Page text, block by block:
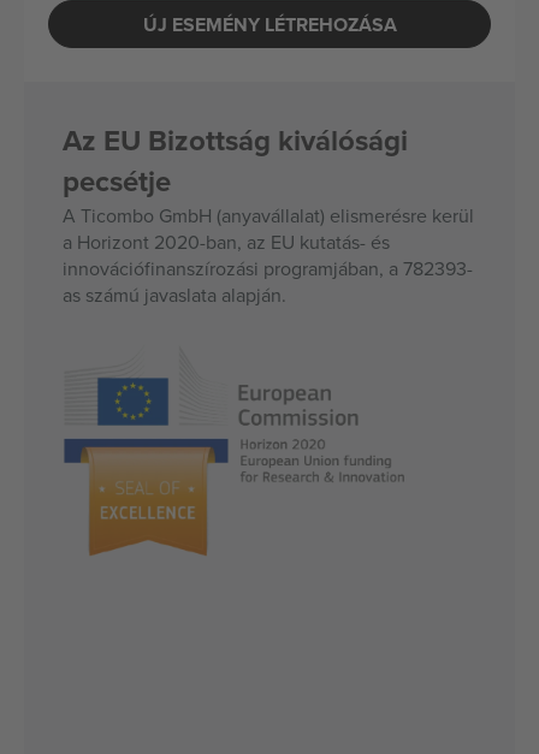
ÚJ ESEMÉNY LÉTREHOZÁSA
Az EU Bizottság kiválósági
pecsétje
A Ticombo GmbH (anyavállalat) elismerésre kerül
a Horizont 2020-ban, az EU kutatás- és
innovációfinanszírozási programjában, a 782393-
as számú javaslata alapján.